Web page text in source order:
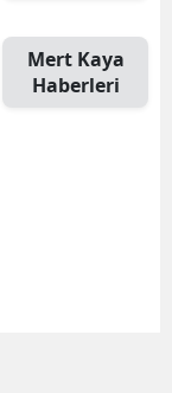
Mert Kaya
Haberleri